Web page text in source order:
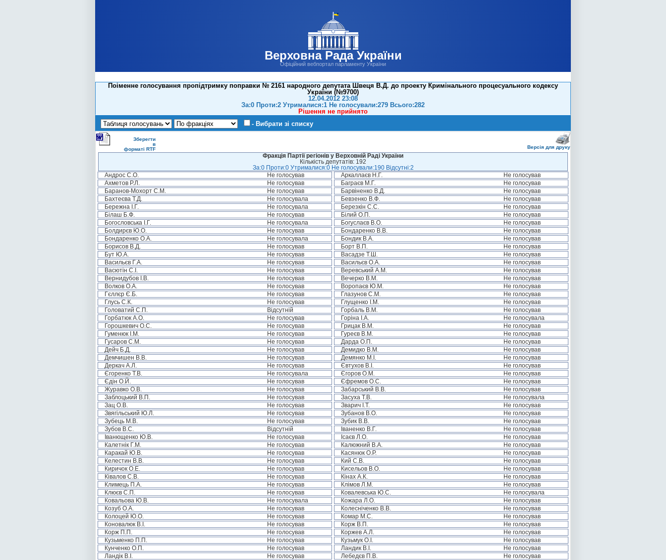
Верховна Рада України
Офіційний вебпортал парламенту України
Поіменне голосування пропідтримку поправки № 2161 народного депутата Швеця В.Д. до проекту Кримінального процесуального кодексу
України (№9700)
12.04.2012 23:08
За:0 Проти:2 Утрималися:1 Не голосували:279 Всього:282
Рішення не прийнято
- Вибрати зі списку
Зберегти
в
форматі RTF
Версія для друку
Фракція Партії регіонів у Верховній Раді України
Кількість депутатів: 192
За:0 Проти:0 Утрималися:0 Не голосували:190 Відсутні:2
Андрос С.О.
Не голосував Аркаллаєв Н.Г.
Не голосував
Ахметов Р.Л.
Не голосував Баграєв М.Г.
Не голосував
Баранов-Мохорт С.М.
Не голосував Барвіненко В.Д.
Не голосував
Бахтеєва Т.Д.
Не голосувала Бевзенко В.Ф.
Не голосував
Бережна І.Г.
Не голосувала Березкін С.С.
Не голосував
Білаш Б.Ф.
Не голосував Білий О.П.
Не голосував
Богословська І.Г.
Не голосувала Богуслаєв В.О.
Не голосував
Болдирєв Ю.О.
Не голосував Бондаренко В.В.
Не голосував
Бондаренко О.А.
Не голосувала Бондик В.А.
Не голосував
Борисов В.Д.
Не голосував Борт В.П.
Не голосував
Бут Ю.А.
Не голосував Васадзе Т.Ш.
Не голосував
Васильєв Г.А.
Не голосував Васильєв О.А.
Не голосував
Васютін С.І.
Не голосував Веревський А.М.
Не голосував
Вернидубов І.В.
Не голосував Вечерко В.М.
Не голосував
Волков О.А.
Не голосував Воропаєв Ю.М.
Не голосував
Гєллєр Є.Б.
Не голосував Глазунов С.М.
Не голосував
Глусь С.К.
Не голосував Глущенко І.М.
Не голосував
Головатий С.П.
Відсутній Горбаль В.М.
Не голосував
Горбатюк А.О.
Не голосував Горіна І.А.
Не голосувала
Горошкевич О.С.
Не голосував Грицак В.М.
Не голосував
Гуменюк І.М.
Не голосував Гуреєв В.М.
Не голосував
Гусаров С.М.
Не голосував Дарда О.П.
Не голосував
Дейч Б.Д.
Не голосував Демидко В.М.
Не голосував
Демчишен В.В.
Не голосував Демянко М.І.
Не голосував
Деркач А.Л.
Не голосував Євтухов В.І.
Не голосував
Єгоренко Т.В.
Не голосувала Єгоров О.М.
Не голосував
Єдін О.Й.
Не голосував Єфремов О.С.
Не голосував
Журавко О.В.
Не голосував Забарський В.В.
Не голосував
Заблоцький В.П.
Не голосував Засуха Т.В.
Не голосувала
Зац О.В.
Не голосував Зварич І.Т.
Не голосував
Звягільський Ю.Л.
Не голосував Зубанов В.О.
Не голосував
Зубець М.В.
Не голосував Зубик В.В.
Не голосував
Зубов В.С.
Відсутній Іваненко В.Г.
Не голосував
Іванющенко Ю.В.
Не голосував Ісаєв Л.О.
Не голосував
Калетнік Г.М.
Не голосував Калюжний В.А.
Не голосував
Каракай Ю.В.
Не голосував Касянюк О.Р.
Не голосував
Келестин В.В.
Не голосував Кий С.В.
Не голосував
Киричок О.Е.
Не голосував Кисельов В.О.
Не голосував
Ківалов С.В.
Не голосував Кінах А.К.
Не голосував
Климець П.А.
Не голосував Клімов Л.М.
Не голосував
Клюєв С.П.
Не голосував Ковалевська Ю.С.
Не голосувала
Ковальова Ю.В.
Не голосувала Кожара Л.О.
Не голосував
Козуб О.А.
Не голосував Колесніченко В.В.
Не голосував
Колоцей Ю.О.
Не голосував Комар М.С.
Не голосував
Коновалюк В.І.
Не голосував Корж В.П.
Не голосував
Корж П.П.
Не голосував Коржев А.Л.
Не голосував
Кузьменко П.П.
Не голосував Кузьмук О.І.
Не голосував
Кунченко О.П.
Не голосував Ландик В.І.
Не голосував
Ландік В.І.
Не голосував Лебедєв П.В.
Не голосував